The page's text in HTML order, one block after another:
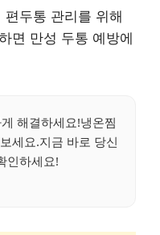
두통 관리를 위해
면 만성 두통 예방에
해결하세요!냉온찜
세요.지금 바로 당신
인하세요!